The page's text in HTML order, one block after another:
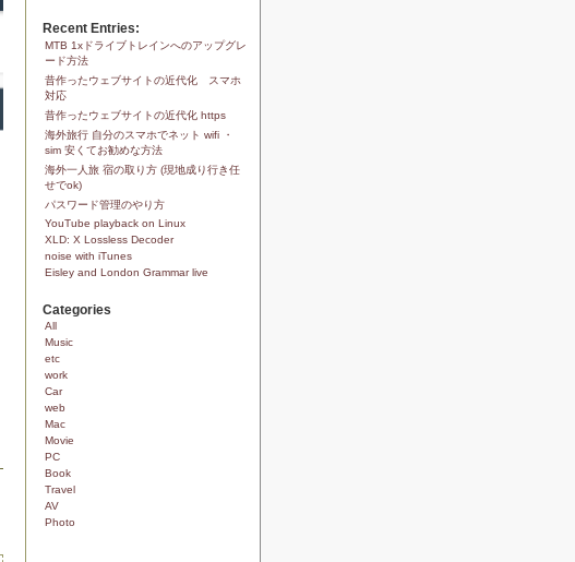
Recent Entries:
MTB 1xドライブトレインへのアップグレ
ード方法
昔作ったウェブサイトの近代化 スマホ
対応
昔作ったウェブサイトの近代化 https
海外旅行 自分のスマホでネット wifi ・
sim 安くてお勧めな方法
海外一人旅 宿の取り方 (現地成り行き任
せでok)
パスワード管理のやり方
YouTube playback on Linux
XLD: X Lossless Decoder
noise with iTunes
Eisley and London Grammar live
Categories
All
Music
etc
work
Car
web
Mac
Movie
PC
Book
Travel
AV
Photo